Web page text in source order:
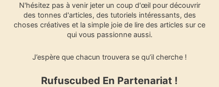
N'hésitez pas à venir jeter un coup d'œil pour découvrir
des tonnes d'articles, des tutoriels intéressants, des
choses créatives et la simple joie de lire des articles sur ce
qui vous passionne aussi.
J’espère que chacun trouvera se qu’il cherche !
Rufuscubed En Partenariat !
h